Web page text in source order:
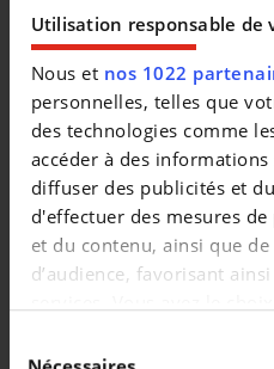
Utilisation responsable de
Nous et nos 1022
personnelles, telles que
des technologies comme
accéder à des
diffuser des publicités et
d'effectuer des mesures
et du contenu, ainsi que
d’audience, favorisant
services. Vous avez le
retirer votre consentement
139.999 EUR 7.500 km